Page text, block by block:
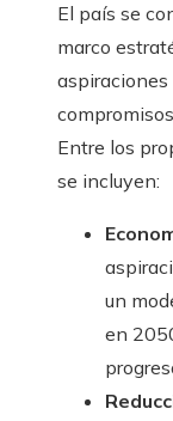
El país se
marco
Entre los
se incluyen:
un
en